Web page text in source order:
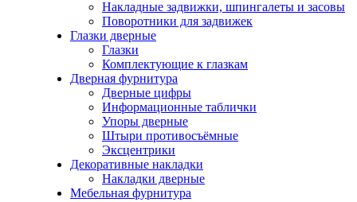
Накладные задвижки, шпингалеты и засовы
Поворотники для задвижек
Глазки дверные
Глазки
Комплектующие к глазкам
Дверная фурнитура
Дверные цифры
Информационные таблички
Упоры дверные
Штыри противосъёмные
Эксцентрики
Декоративные накладки
Накладки дверные
Мебельная фурнитура